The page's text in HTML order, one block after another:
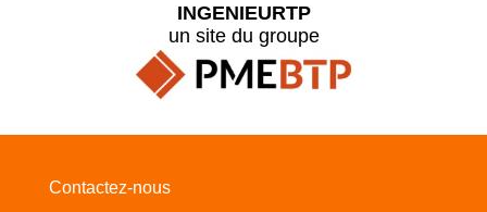
INGENIEURTP
un site du groupe
Contactez-nous